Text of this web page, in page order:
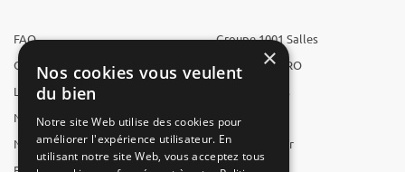
FAQ
Qui sommes-nous ?
L'équipe
Nous recrutons
Nos partenaires
Groupe 1001 Salles
1001 Salles PRO
1001 Traiteurs
1001 Artistes
Reserverunbar
×
Nos cookies vous veulent
du bien
Notre site Web utilise des cookies pour
améliorer l'expérience utilisateur. En
utilisant notre site Web, vous acceptez tous